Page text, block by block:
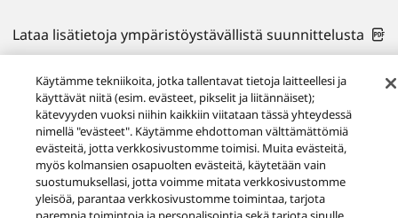
Lataa lisätietoja ympäristöystävällistä suunnittelusta
Tuotteet
Premium Class
Premium All-in-One -musiikkijärjestelmä OTTAVA™ f
SC-C65
Facebook X YouTube
Instagram
Käytämme tekniikoita, jotka tallentavat tietoja laitteellesi ja
käyttävät niitä (esim. evästeet, pikselit ja liitännäiset);
kätevyyden vuoksi niihin kaikkiin viitataan tässä yhteydessä
nimellä "evästeet". Käytämme ehdottoman välttämättömiä
evästeitä, jotta verkkosivustomme toimisi. Muita evästeitä,
myös kolmansien osapuolten evästeitä, käytetään vain
suostumuksellasi, jotta voimme mitata verkkosivustomme
yleisöä, parantaa verkkosivustomme toimintaa, tarjota